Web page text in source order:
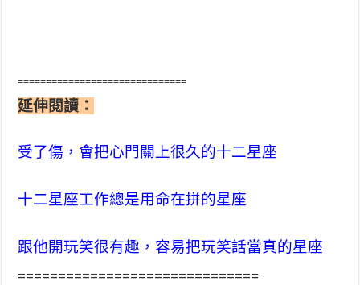
==============================
延伸閱讀：
受了傷，會把心門關上很久的十二星座
十二星座工作總是用命在拼的星座
跟他開玩笑很有趣，容易把玩笑話當真的星座
==============================